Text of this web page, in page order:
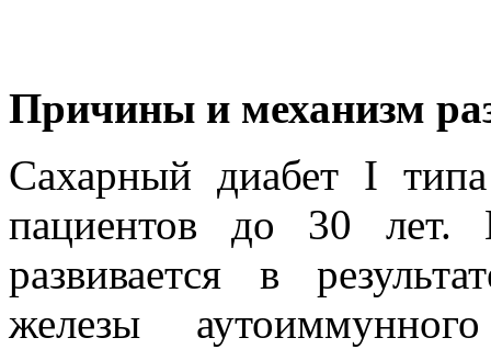
Причины и механизм
Сахарный диабет I
пациентов до 30 лет.
развивается в
железы